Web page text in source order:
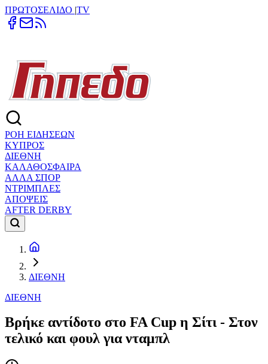
ΠΡΩΤΟΣΕΛΙΔΟ |TV
ΡΟΗ ΕΙΔΗΣΕΩΝ
ΚΥΠΡΟΣ
ΔΙΕΘΝΗ
ΚΑΛΑΘΟΣΦΑΙΡΑ
ΑΛΛΑ ΣΠΟΡ
ΝΤΡΙΜΠΛΕΣ
ΑΠΟΨΕΙΣ
AFTER DERBY
ΔΙΕΘΝΗ
ΔΙΕΘΝΗ
Βρήκε αντίδοτο στo FA Cup η Σίτι - Στον
τελικό και φουλ για νταμπλ